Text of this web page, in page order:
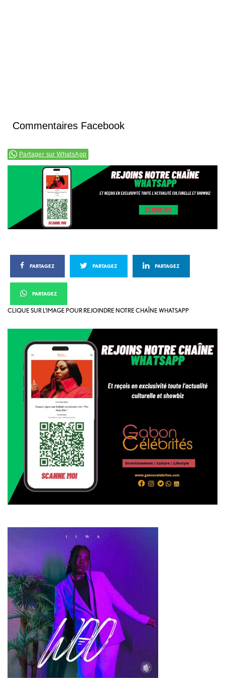
Commentaires Facebook
Partager sur WhatsApp
PARTAGEZ PARTAGEZ PARTAGEZ
PARTAGEZ
CLIQUE SUR L’IMAGE POUR REJOINDRE NOTRE CHAÎNE WHATSAPP